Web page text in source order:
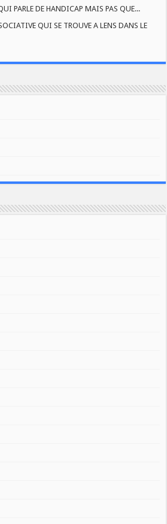
PARLE DE HANDICAP MAIS PAS QUE...
QUI SE TROUVE A LENS DANS LE